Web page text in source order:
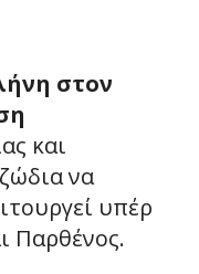
στον
και
να
υπέρ
Παρθένος.